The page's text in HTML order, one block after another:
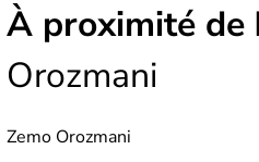
À proximité de
Orozmani
Zemo Orozmani